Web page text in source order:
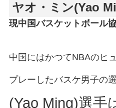
ヤオ・ミン(Yao
現中国バスケットボール
中国にはかつてNBAのヒ
プレーしたバスケ男子の選
(Yao Ming)選手